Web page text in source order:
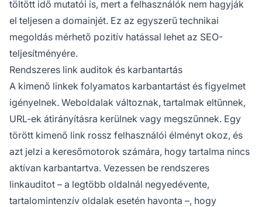
töltött idő mutatói is, mert a felhasználók nem hagyják
el teljesen a domainjét. Ez az egyszerű technikai
megoldás mérhető pozitív hatással lehet az SEO-
teljesítményére.
Rendszeres link auditok és karbantartás
A kimenő linkek folyamatos karbantartást és figyelmet
igényelnek. Weboldalak változnak, tartalmak eltűnnek,
URL-ek átirányításra kerülnek vagy megszűnnek. Egy
törött kimenő link rossz felhasználói élményt okoz, és
azt jelzi a keresőmotorok számára, hogy tartalma nincs
aktívan karbantartva. Vezessen be rendszeres
linkauditot – a legtöbb oldalnál negyedévente,
tartalomintenzív oldalak esetén havonta –, hogy